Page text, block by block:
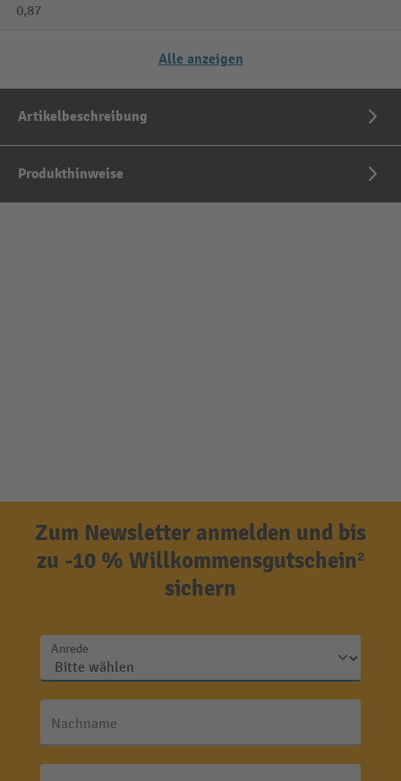
0,87
Alle anzeigen
Artikelbeschreibung
Produkthinweise
Zum Newsletter anmelden und bis
zu -10 % Willkommensgutschein²
sichern
Anrede
Nachname